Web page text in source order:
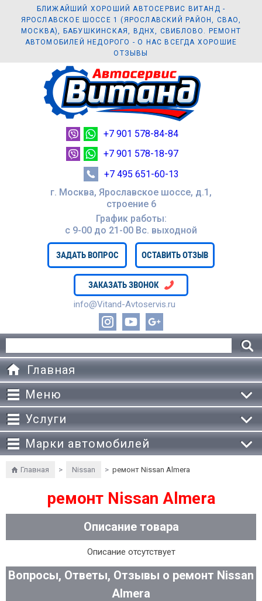
БЛИЖАЙШИЙ ХОРОШИЙ АВТОСЕРВИС ВИТАНД -
ЯРОСЛАВСКОЕ ШОССЕ 1 (ЯРОСЛАВСКИЙ РАЙОН, СВАО,
МОСКВА), БАБУШКИНСКАЯ, ВДНХ, СВИБЛОВО. РЕМОНТ
АВТОМОБИЛЕЙ НЕДОРОГО - О НАС ВСЕГДА ХОРОШИЕ
ОТЗЫВЫ
г. Москва, Ярославское шоссе, д.1,
строение 6
График работы:
с 9-00 до 21-00 Вc. выходной
ЗАДАТЬ ВОПРОС ОСТАВИТЬ ОТЗЫВ
ЗАКАЗАТЬ ЗВОНОК
info@Vitand-Avtoservis.ru
+7 901 578-84-84
+7 901 578-18-97
+7 495 651-60-13
Главная
Меню
Услуги
Марки автомобилей
Главная > Nissan > ремонт Nissan Almera
ремонт Nissan Almera
Описание товара
Описание отсутствует
Вопросы, Ответы, Отзывы о ремонт Nissan
Almera